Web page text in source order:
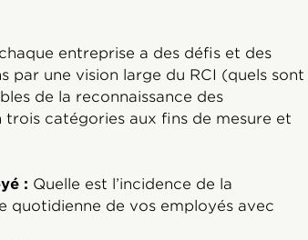
entreprise a des défis et des
par une vision large du RCI (quels sont
de la reconnaissance des
trois catégories aux fins de mesure et
: Quelle est l’incidence de la
quotidienne de vos employés avec